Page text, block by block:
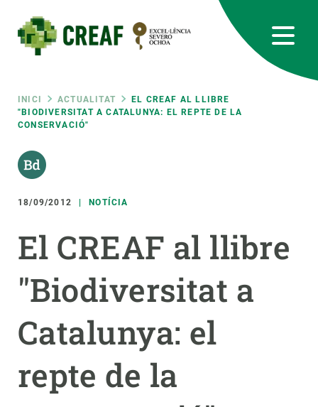
contingut
Fil
d'ariadna
INICI ACTUALITAT
EL CREAF AL LLIBRE
"BIODIVERSITAT A CATALUNYA: EL REPTE DE LA
CONSERVACIÓ"
18/09/2012 NOTÍCIA
El CREAF al llibre
"Biodiversitat a
Catalunya: el
repte de la
RRSS
Featured
responsive
Responsive
menu
RECERCA
CIÈNCIA EN ACCIÓ
NOTÍCIES I AGENDA